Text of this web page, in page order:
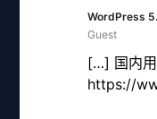
WordPress
Guest
[…] 国内用
https://